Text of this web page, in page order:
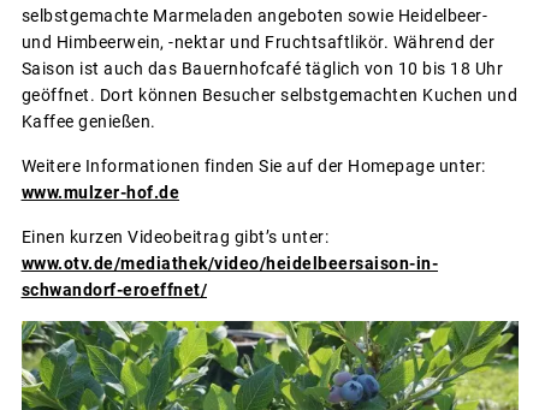
selbstgemachte Marmeladen angeboten sowie Heidelbeer-
und Himbeerwein, -nektar und Fruchtsaftlikör. Während der
Saison ist auch das Bauernhofcafé täglich von 10 bis 18 Uhr
geöffnet. Dort können Besucher selbstgemachten Kuchen und
Kaffee genießen.
Weitere Informationen finden Sie auf der Homepage unter:
www.mulzer-hof.de
Einen kurzen Videobeitrag gibt’s unter:
www.otv.de/mediathek/video/heidelbeersaison-in-
schwandorf-eroeffnet/